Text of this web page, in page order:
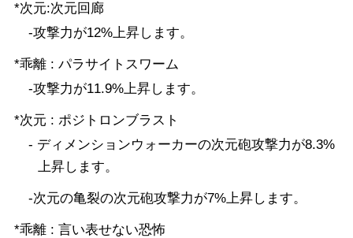
*次元:次元回廊
-攻撃力が12%上昇します。
*乖離 : パラサイトスワーム
-攻撃力が11.9%上昇します。
*次元 : ポジトロンブラスト
- ディメンションウォーカーの次元砲攻撃力が8.3%
上昇します。
-次元の亀裂の次元砲攻撃力が7%上昇します。
*乖離 : 言い表せない恐怖